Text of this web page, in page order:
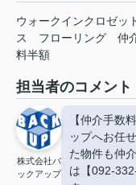
ウォークインクロゼッ
ス
フローリング 仲
料半額
担当者のコメント
株式会社バ
ックアップ
【仲介手数
ップへお任
た物件も仲
は【092-